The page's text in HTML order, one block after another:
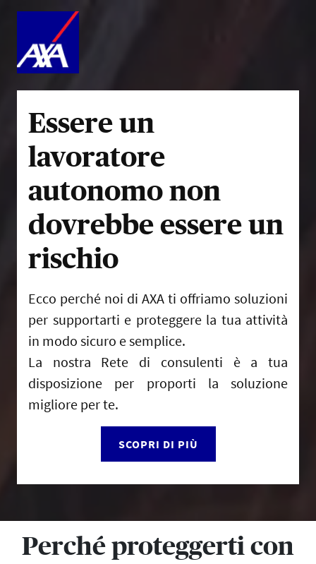
Essere un
lavoratore
autonomo non
dovrebbe essere un
rischio
Ecco perché noi di AXA ti offriamo soluzioni
per supportarti e proteggere la tua attività
in modo sicuro e semplice.
La nostra Rete di consulenti è a tua
disposizione per proporti la soluzione
migliore per te.
SCOPRI DI PIÙ
Perché proteggerti con